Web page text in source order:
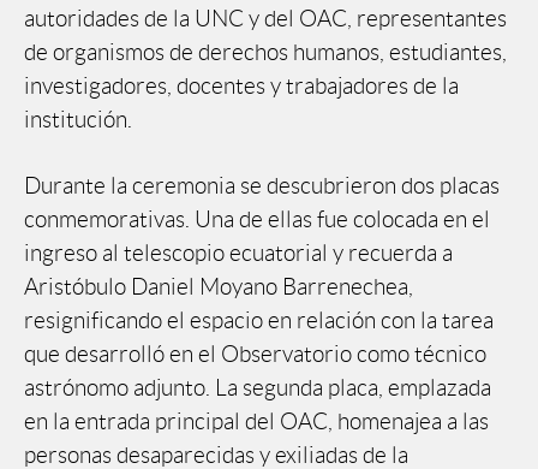
autoridades de la UNC y del OAC, representantes
de organismos de derechos humanos, estudiantes,
investigadores, docentes y trabajadores de la
institución.
Durante la ceremonia se descubrieron dos placas
conmemorativas. Una de ellas fue colocada en el
ingreso al telescopio ecuatorial y recuerda a
Aristóbulo Daniel Moyano Barrenechea,
resignificando el espacio en relación con la tarea
que desarrolló en el Observatorio como técnico
astrónomo adjunto. La segunda placa, emplazada
en la entrada principal del OAC, homenajea a las
personas desaparecidas y exiliadas de la